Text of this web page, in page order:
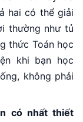
hai có thể giải
thường như tủ
thức Toán học
khi bạn học
không phải
có nhất thiết